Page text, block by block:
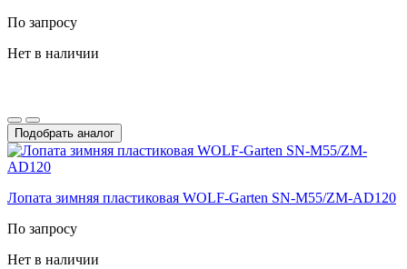
По запросу
Нет в наличии
Подобрать аналог
Лопата зимняя пластиковая WOLF-Garten SN-M55/ZM-AD120
По запросу
Нет в наличии